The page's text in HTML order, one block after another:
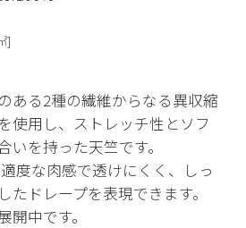
]
ある2種の繊維からなる異収縮
使用し、ストレッチ性とソフ
いを持った天竺です。
度な肉感で透けにくく、しっ
たドレープを表現できます。
開中です。